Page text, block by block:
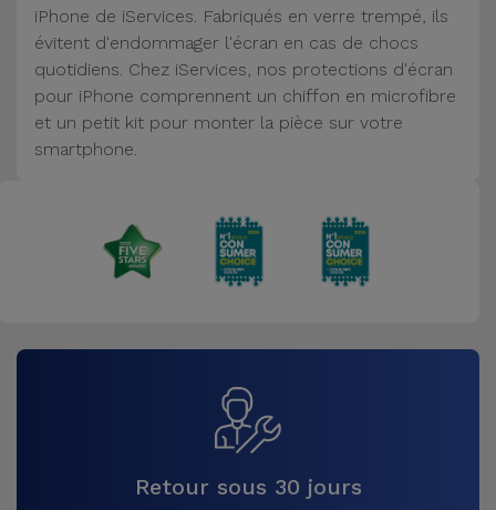
Accessoires
Mobilité,
Auto et
Vélo
d'ordinateur
Accessoires
iPhone de iServices. Fabriqués en verre trempé, ils
évitent d'endommager l'écran en cas de chocs
quotidiens. Chez iServices, nos protections d'écran
pour iPhone comprennent un chiffon en microfibre
et un petit kit pour monter la pièce sur votre
smartphone.
Retour sous 30 jours